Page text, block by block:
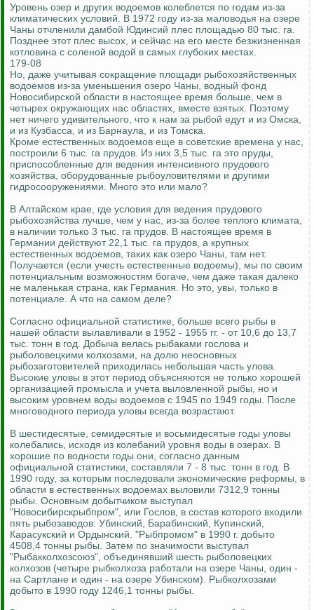
Уровень озер и других водоемов колеблется по годам из-за
климатических условий. В 1972 году из-за маловодья на озере
Чаны отчленили дамбой Юдинсий плес площадью 80 тыс. га.
Позднее этот плес высох, и сейчас на его месте безжизненная
котловина с соленой водой в самых глубоких местах.
179-08
Но, даже учитывая сокращение площади рыбохозяйственных
водоемов из-за уменьшения озеро Чаны, водный фонд
Новосибирской области в настоящее время больше, чем в
четырех окружающих нас областях, вместе взятых. Поэтому
нет ничего удивительного, что к нам за рыбой едут и из Омска,
и из Кузбасса, и из Барнаула, и из Томска.
Кроме естественных водоемов еще в советские времена у нас,
построили 6 тыс. га прудов. Из них 3,5 тыс. га это пруды,
приспособленные для ведения интенсивного прудового
хозяйства, оборудованные рыбоуловителями и другими
гидросооружениями. Много это или мало?
В Алтайском крае, где условия для ведения прудового
рыбохозяйства лучше, чем у нас, из-за более теплого климата,
в наличии только 3 тыс. га прудов. В настоящее время в
Германии действуют 22,1 тыс. га прудов, а крупных
естественных водоемов, таких как озеро Чаны, там нет.
Получается (если учесть естественные водоемы), мы по своим
потенциальным возможностям богаче, чем даже такая далеко
не маленькая страна, как Германия. Но это, увы, только в
потенциале. А что на самом деле?
Согласно официальной статистике, больше всего рыбы в
нашей области вылавливали в 1952 - 1955 гг. - от 10,6 до 13,7
тыс. тонн в год. Добыча велась рыбаками гослова и
рыболовецкими колхозами, на долю неосновных
рыбозаготовителей приходилась небольшая часть улова.
Высокие уловы в этот период объясняются не только хорошей
организацией промысла и учета выловленной рыбы, но и
высоким уровнем воды водоемов с 1945 по 1949 годы. После
многоводного периода уловы всегда возрастают.
В шестидесятые, семидесятые и восьмидесятые годы уловы
колебались, исходя из колебаний уровня воды в озерах. В
хорошие по водности годы они, согласно данным
официальной статистики, составляли 7 - 8 тыс. тонн в год. В
1990 году, за которым последовали экономические реформы, в
области в естественных водоемах выловили 7312,9 тонны
рыбы. Основным добытчиком выступал
"Новосибирскрыбпром", или Гослов, в состав которого входили
пять рыбозаводов: Убинский, Барабинский, Купинский,
Карасукский и Ордынский. "Рыбпромом" в 1990 г. добыто
4508,4 тонны рыбы. Затем по значимости выступал
"Рыбакколхозсоюз", объединявший шесть рыболовецких
колхозов (четыре рыбколхоза работали на озере Чаны, один -
на Сартлане и один - на озере Убинском). Рыбколхозами
добыто в 1990 году 1246,1 тонны рыбы.